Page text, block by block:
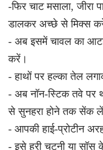
-फिर चाट मसाला, जीरा
डालकर अच्छे से मिक्स
- अब इसमें चावल का आटा
करें।
- हाथों पर हल्का तेल
- अब नॉन-स्टिक तवे पर
से सुनहरा होने तक सेंक
- आपकी हाई-प्रोटीन
- इसे हरी चटनी या सॉस